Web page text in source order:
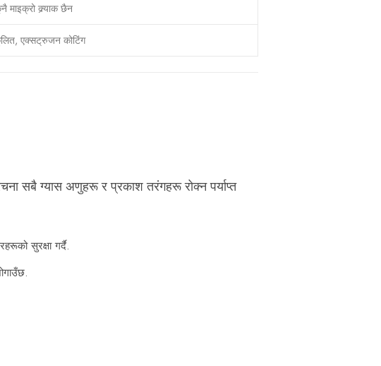
माइक्रो क्र्याक छैन
एक्सट्रुजन कोटिंग
सबै ग्यास अणुहरू र प्रकाश तरंगहरू रोक्न पर्याप्त
सुरक्षा गर्दै.